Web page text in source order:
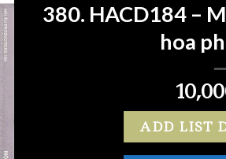
380. HACD184 –
hoa
ADD LIST